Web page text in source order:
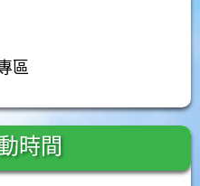
區
時間